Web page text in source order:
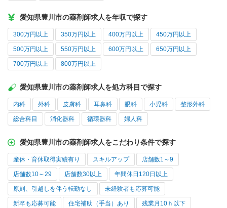
愛知県豊川市の薬剤師求人を年収で探す
300万円以上 350万円以上 400万円以上 450万円以上
500万円以上 550万円以上 600万円以上 650万円以上
700万円以上 800万円以上
愛知県豊川市の薬剤師求人を処方科目で探す
内科 外科 皮膚科 耳鼻科 眼科 小児科 整形外科
総合科目 消化器科 循環器科 婦人科
愛知県豊川市の薬剤師求人をこだわり条件で探す
産休・育休取得実績有り スキルアップ 店舗数1～9
店舗数10～29 店舗数30以上 年間休日120日以上
原則、引越しを伴う転勤なし 未経験者も応募可能
新卒も応募可能 住宅補助（手当）あり 残業月10ｈ以下